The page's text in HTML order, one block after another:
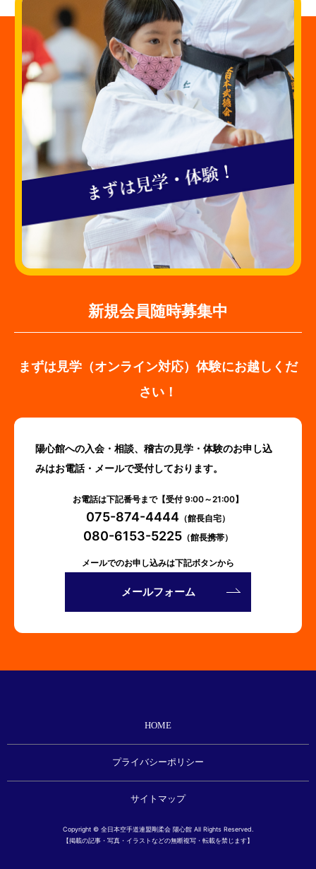
新規会員随時募集中
まずは見学（オンライン対応）体験にお越しくだ
さい！
陽心館への入会・相談、稽古の見学・体験のお申し込
みはお電話・メールで受付しております。
お電話は下記番号まで【受付 9:00～21:00】
075-874-4444 （館長自宅）
080-6153-5225 （館長携帯）
メールでのお申し込みは下記ボタンから
メールフォーム
HOME
プライバシーポリシー
サイトマップ
Copyright © 全日本空手道連盟剛柔会 陽心館 All Rights Reserved.
【掲載の記事・写真・イラストなどの無断複写・転載を禁じます】